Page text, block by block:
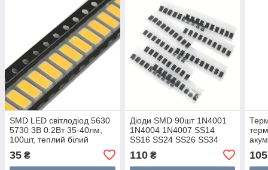
SMD LED світлодіод 5630
5730 3В 0.2Вт 35-40лм,
100шт, теплий білий
35 ₴
Діоди SMD 90шт 1N4001
1N4004 1N4007 SS14
SS16 SS24 SS26 SS34
110₴ 105